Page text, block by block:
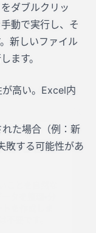
ダブルクリッ
動で実行し、そ
新しいファイル
ます。
高い。Excel内
た場合（例：新
敗する可能性があ
から答え
ことを自然な
不要です。